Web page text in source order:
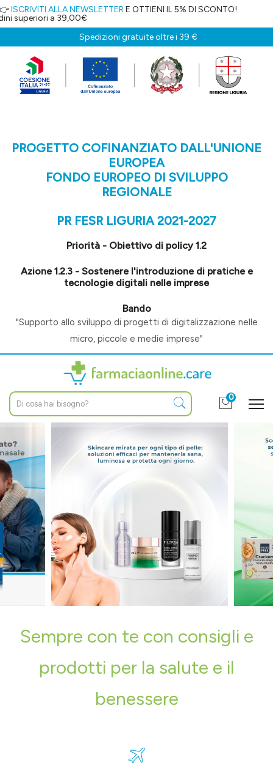
ALLA NEWSLETTERE OTTIENI IL 5% DI SCONTO!
a 39,00€
Spedizioni gratuite oltre i 39 €
PROGETTO COFINANZIATO DALL'UNIONE
EUROPEA
FONDO EUROPEO DI SVILUPPO
REGIONALE
PR FESR LIGURIA 2021-2027
Priorità - Obiettivo di policy 1.2
Azione 1.2.3 - Sostenere l'introduzione di pratiche e
tecnologie digitali nelle imprese
Bando
"Supporto allo sviluppo di progetti di digitalizzazione nelle
micro, piccole e medie imprese"
0
Sempre con te con consigli e
prodotti per la salute e il
benessere